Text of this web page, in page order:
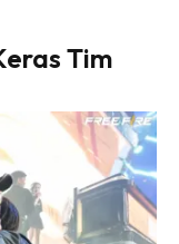
Tim